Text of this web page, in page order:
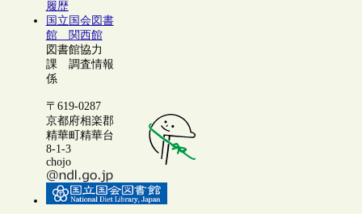
履歴
国立国会図書
館 関西館
図書館協力
課 調査情報
係
〒619-0287
京都府相楽郡
精華町精華台
8-1-3
chojo